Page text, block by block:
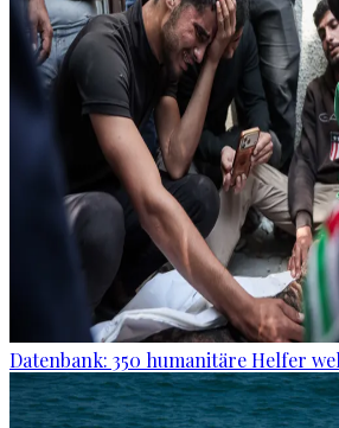
Datenbank: 350 humanitäre Helfer